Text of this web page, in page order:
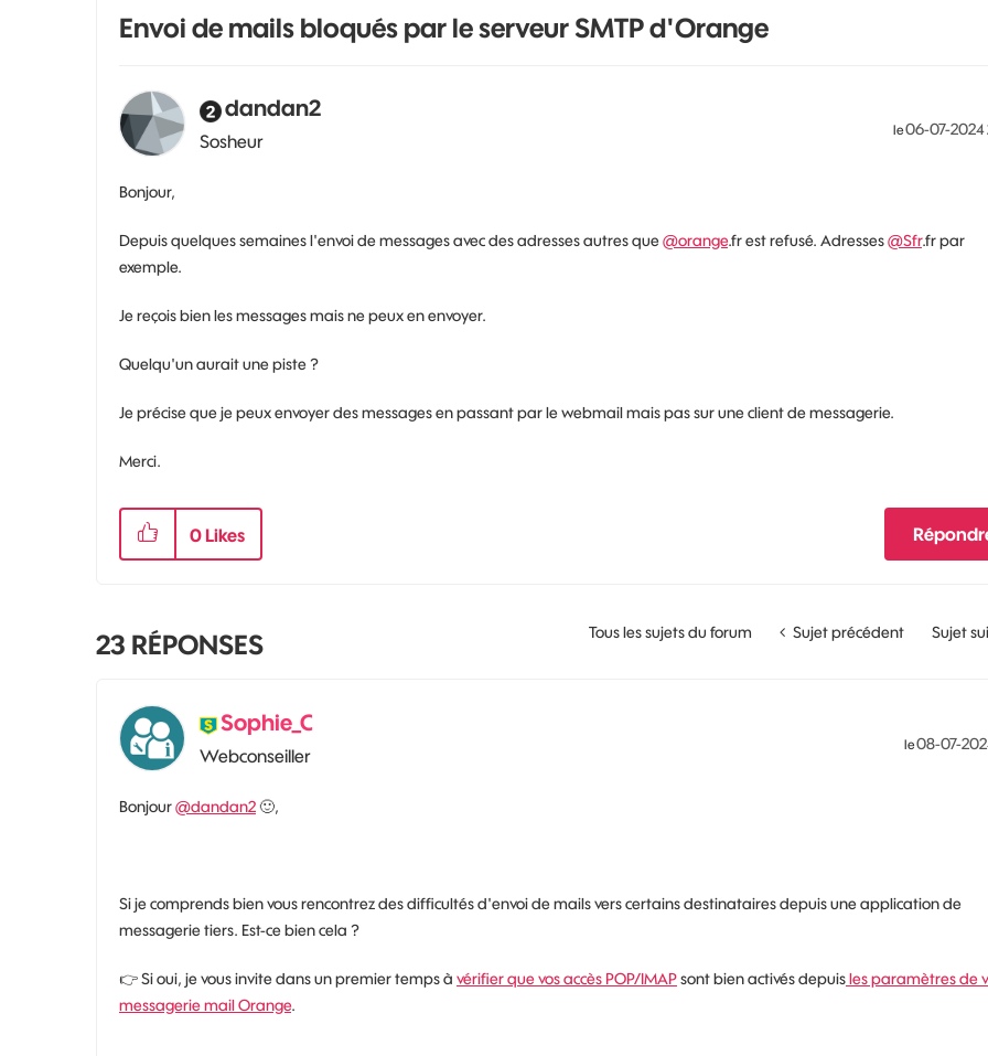
Envoi de mails bloqués par le serveur SMTP d'Orange
dandan2
Sosheur
le‎06-07-2024
Bonjour,
Depuis quelques semaines l'envoi de messages avec des adresses autres que@orange.fr est refusé. Adresses@Sfr.fr par
exemple.
Je reçois bien les messages mais ne peux en envoyer.
Quelqu'un aurait une piste ?
Je précise que je peux envoyer des messages en passant par le webmail mais pas sur une client de messagerie.
Merci.
0 Likes
Tous les sujets du forum Sujet précédent Sujet
23 RÉPONSES
Sophie_C
Webconseiller
le‎08-07-
Bonjour@dandan2🙂,
Si je comprends bien vous rencontrez des difficultés d'envoi de mails vers certains destinataires depuis une application de
messagerie tiers. Est-ce bien cela ?
👉Si oui, je vous invite dans un premier temps à vérifier que vos accès POP/IMAPsont bien activés depuisles paramètres de
messagerie mail Orange.